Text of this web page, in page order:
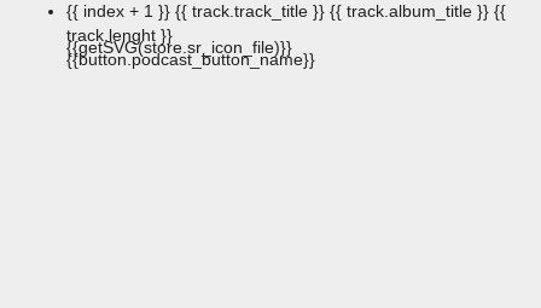
{{ index + 1 }} {{ track.track_title }} {{ track.album_title }} {{
track.lenght }}
{{getSVG(store.sr_icon_file)}}
{{button.podcast_button_name}}